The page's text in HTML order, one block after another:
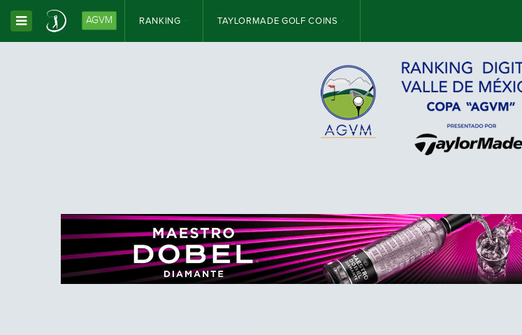
Toggle Dropdown
AGVM RANKING TAYLORMADE GOLF COINS